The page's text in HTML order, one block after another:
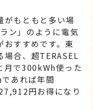
がもともと多い場
ン」のように電気
おすすめです。東
場合、超TERASEL
月で300kWh使った
あれば年間
円お得になり